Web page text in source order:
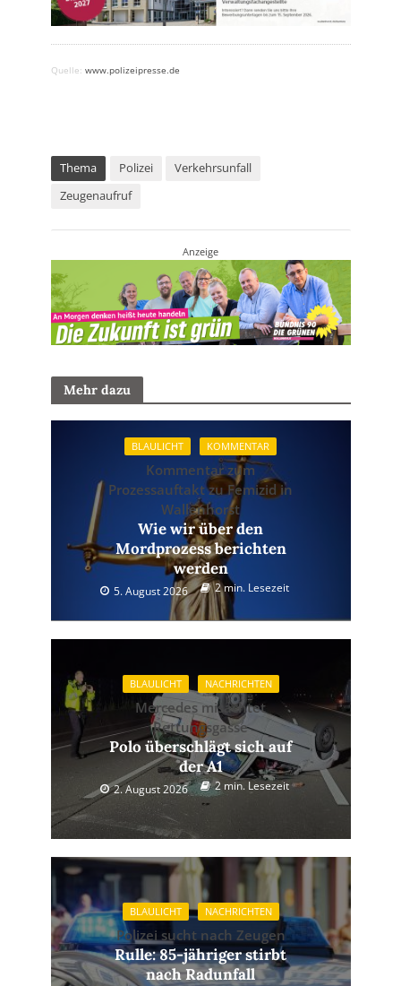
Quelle: www.polizeipresse.de
Thema Polizei
Verkehrsunfall
Zeugenaufruf
Anzeige
Mehr dazu
BLAULICHT KOMMENTAR
Kommentar zum
Prozessauftakt zu Femizid in
Wallenhorst
Wie wir über den
Mordprozess berichten
werden
5. August 2026 2 min. Lesezeit
BLAULICHT NACHRICHTEN
Mercedes misachtet
Rettungsgasse
Polo überschlägt sich auf
der A1
2. August 2026 2 min. Lesezeit
BLAULICHT NACHRICHTEN
Polizei sucht nach Zeugen
Rulle: 85-jähriger stirbt
nach Radunfall